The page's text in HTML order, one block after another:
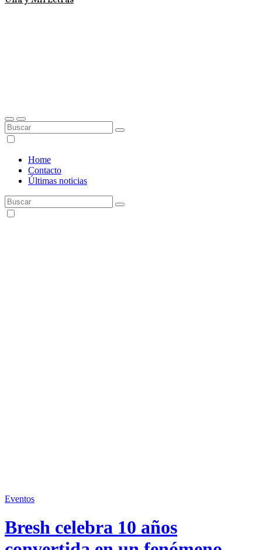
Home
Contacto
Últimas noticias
Eventos
Bresh celebra 10 años